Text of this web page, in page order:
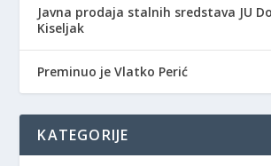
Javna prodaja stalnih sredstava JU
Kiseljak
Preminuo je Vlatko Perić
KATEGORIJE